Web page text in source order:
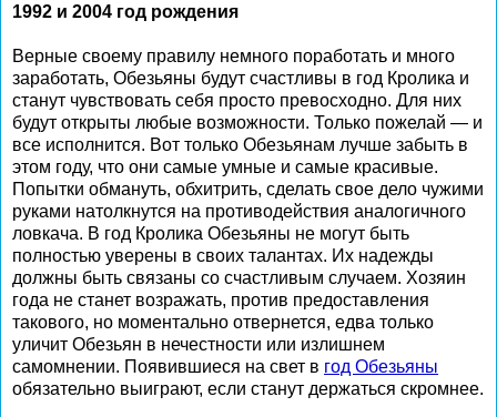
1992 и 2004 год рождения
Верные своему правилу немного поработать и много
заработать, Обезьяны будут счастливы в год Кролика и
станут чувствовать себя просто превосходно. Для них
будут открыты любые возможности. Только пожелай — и
все исполнится. Вот только Обезьянам лучше забыть в
этом году, что они самые умные и самые красивые.
Попытки обмануть, обхитрить, сделать свое дело чужими
руками натолкнутся на противодействия аналогичного
ловкача. В год Кролика Обезьяны не могут быть
полностью уверены в своих талантах. Их надежды
должны быть связаны со счастливым случаем. Хозяин
года не станет возражать, против предоставления
такового, но моментально отвернется, едва только
уличит Обезьян в нечестности или излишнем
самомнении. Появившиеся на свет в год Обезьяны
обязательно выиграют, если станут держаться скромнее.